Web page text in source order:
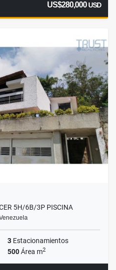
US$280,000USD
5H/6B/3P PISCINA
3 Estacionamientos
500Área m2